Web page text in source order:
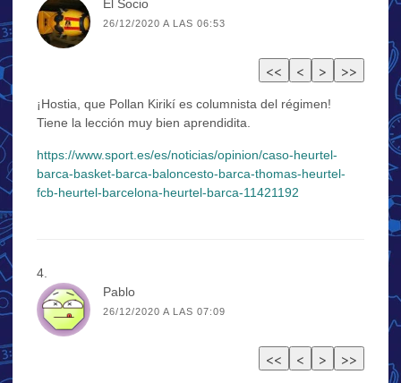
El Socio
26/12/2020 A LAS 06:53
¡Hostia, que Pollan Kirikí es columnista del régimen!
Tiene la lección muy bien aprendidita.
https://www.sport.es/es/noticias/opinion/caso-heurtel-
barca-basket-barca-baloncesto-barca-thomas-heurtel-
fcb-heurtel-barcelona-heurtel-barca-11421192
Pablo
26/12/2020 A LAS 07:09